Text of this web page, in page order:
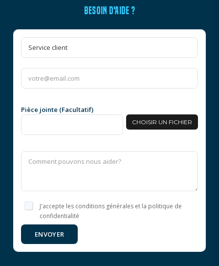
BESOIN D'AIDE ?
Pièce jointe (Facultatif)
CHOISIR UN FICHIER
J'accepte les conditions générales et la politique de
confidentialité
ENVOYER